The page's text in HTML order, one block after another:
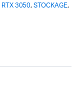
RTX 3050,STOCKAGE,